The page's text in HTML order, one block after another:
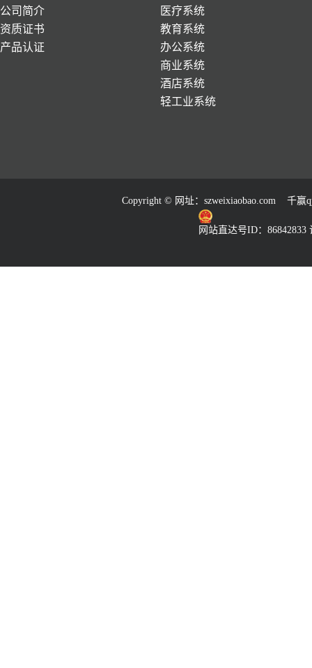
公司简介
资质证书
产品认证
医疗系统
教育系统
办公系统
商业系统
酒店系统
轻工业系统
Copyright © 网址： szweixiaobao.com 千赢
网站直达号ID：